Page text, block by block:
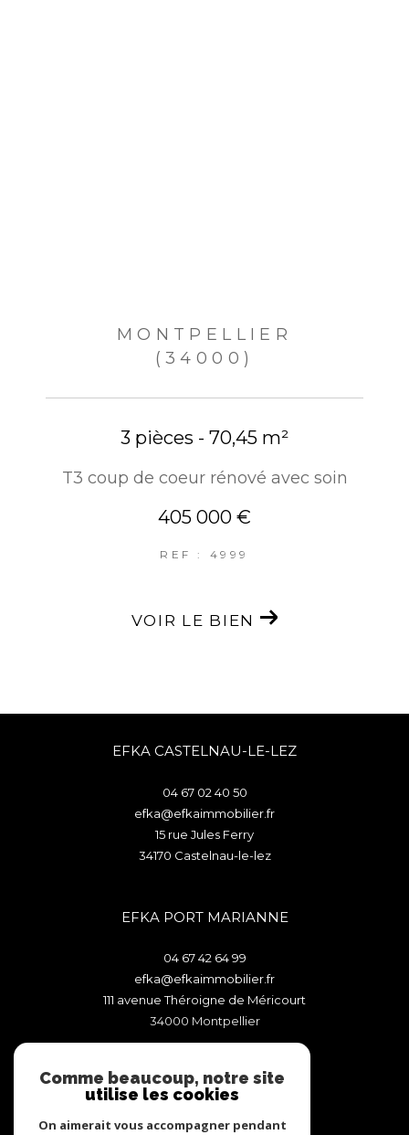
MONTPELLIER
(34000)
3 pièces - 70,45 m²
T3 coup de coeur rénové avec soin
405 000 €
REF : 4999
VOIR LE BIEN
EFKA CASTELNAU-LE-LEZ
04 67 02 40 50
efka@efkaimmobilier.fr
15 rue Jules Ferry
34170
castelnau-le-lez
EFKA PORT MARIANNE
04 67 42 64 99
efka@efkaimmobilier.fr
111 avenue Théroigne de Méricourt
34000
montpellier
Recrutement
Espace propriétaire
Comme beaucoup, notre site
utilise les cookies
On aimerait vous accompagner pendant